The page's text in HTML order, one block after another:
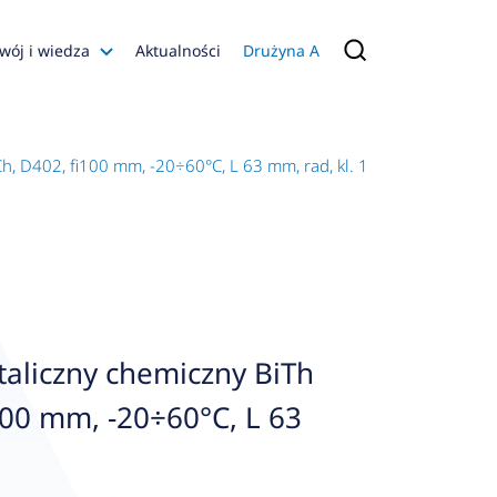
i wiedza
Konfiguratory
Aktualności Drużyna A
D402, fi100 mm, -20÷60°C, L 63 mm, rad, kl. 1
chemiczny BiTh
mm, -20÷60°C, L 63